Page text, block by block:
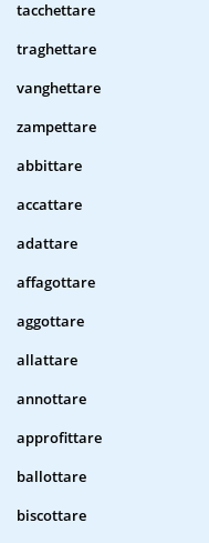
tacchettare
traghettare
vanghettare
zampettare
abbittare
accattare
adattare
affagottare
aggottare
allattare
annottare
approfittare
ballottare
biscottare